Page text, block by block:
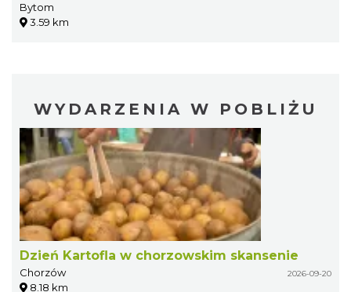
Bytom
3.59 km
WYDARZENIA W POBLIŻU
Dzień Kartofla w chorzowskim skansenie
Chorzów 2026-09-20
8.18 km